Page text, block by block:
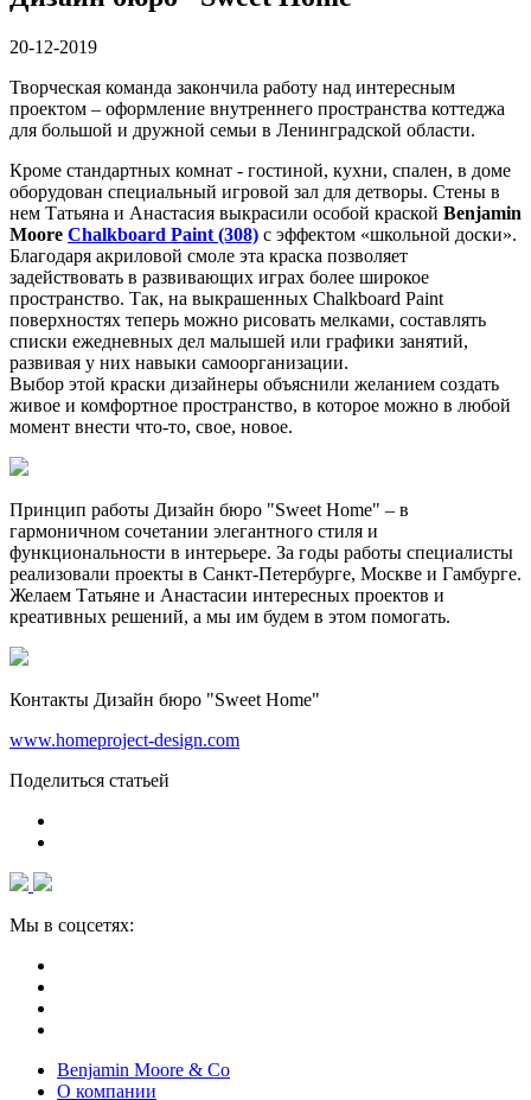
20-12-2019
Творческая команда закончила работу над интересным
проектом – оформление внутреннего пространства коттеджа
для большой и дружной семьи в Ленинградской области.
Кроме стандартных комнат - гостиной, кухни, спален, в доме
оборудован специальный игровой зал для детворы. Стены в
нем Татьяна и Анастасия выкрасили особой краской Benjamin
Moore Chalkboard Paint (308) с эффектом «школьной доски».
Благодаря акриловой смоле эта краска позволяет
задействовать в развивающих играх более широкое
пространство. Так, на выкрашенных Chalkboard Paint
поверхностях теперь можно рисовать мелками, составлять
списки ежедневных дел малышей или графики занятий,
развивая у них навыки самоорганизации.
Выбор этой краски дизайнеры объяснили желанием создать
живое и комфортное пространство, в которое можно в любой
момент внести что-то, свое, новое.
Принцип работы Дизайн бюро "Sweet Home" – в
гармоничном сочетании элегантного стиля и
функциональности в интерьере. За годы работы специалисты
реализовали проекты в Санкт-Петербурге, Москве и Гамбурге.
Желаем Татьяне и Анастасии интересных проектов и
креативных решений, а мы им будем в этом помогать.
Контакты Дизайн бюро "Sweet Home"
www.homeproject-design.com
Поделиться статьей
Мы в соцсетях:
Benjamin Moore & Co
О компании